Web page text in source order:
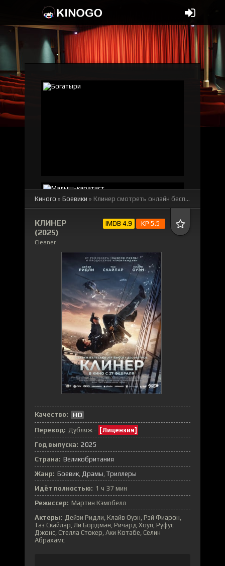
Киного » Боевики » Клинер смотреть онлайн бесплатно
КЛИНЕР
(2025)
Cleaner
IMDB 4.9 KP 5.5
Качество:
HD
Перевод: Дубляж - [Лицензия]
Год выпуска: 2025
Страна: Великобритания
Жанр: Боевик Драмы Триллеры
Идёт полностью: 1 ч 37 мин
Режиссер: Мартин Кэмпбелл
Актеры: Дейзи Ридли, Клайв Оуэн, Рэй Фиарон,
Таз Скайлар, Ли Бордман, Ричард Хоуп, Руфус
Джонс, Стелла Стокер, Аки Котабе, Селин
Абрахамс